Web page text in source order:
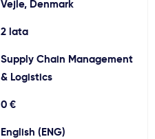
Vejle, Denmark
2 lata
Supply Chain Management
& Logistics
0 €
English (ENG)